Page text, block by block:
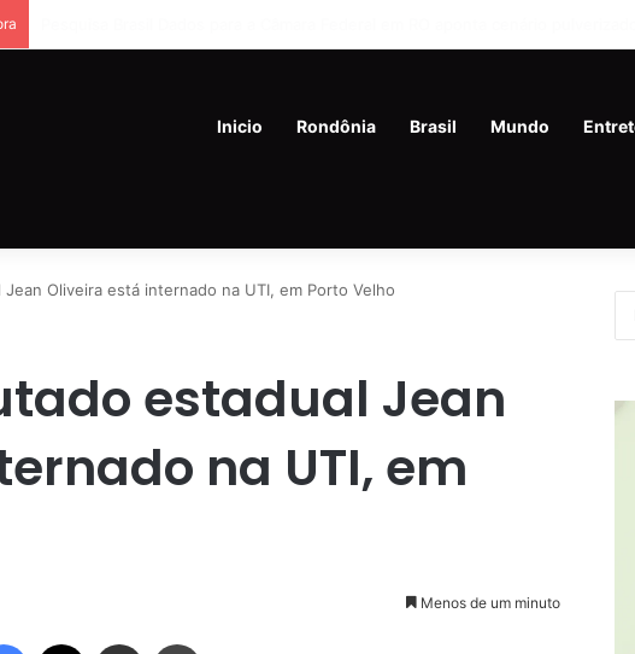
Inicio Rondônia Brasil Mundo
Oliveira está internado na UTI, em Porto Velho
estadual Jean
na UTI, em
Menos de um minuto
Facebook Compartilhar via e-mail